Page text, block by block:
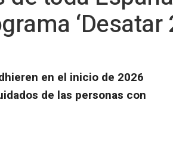
‘Desatar
en el inicio de 2026
de las personas con